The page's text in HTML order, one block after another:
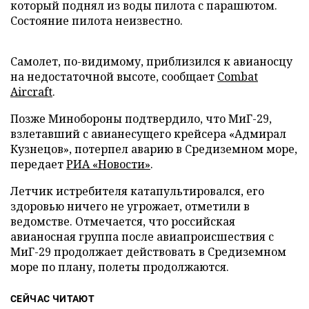
который поднял из воды пилота с парашютом.
Состояние пилота неизвестно.
Самолет, по-видимому, приблизился к авианосцу
на недостаточной высоте, сообщает Combat
Aircraft.
Позже Минобороны подтвердило, что МиГ-29,
взлетавший с авианесущего крейсера «Адмирал
Кузнецов», потерпел аварию в Средиземном море,
передаетРИА «Новости».
Летчик истребителя катапультировался, его
здоровью ничего не угрожает, отметили в
ведомстве. Отмечается, что российская
авианосная группа после авиапроисшествия с
МиГ-29 продолжает действовать в Средиземном
море по плану, полеты продолжаются.
СЕЙЧАС ЧИТАЮТ